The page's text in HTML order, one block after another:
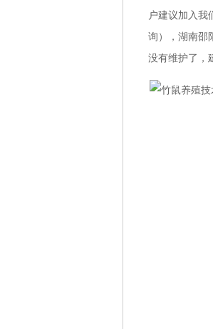
户建议加入我
询），湖南邵
没有维护了，